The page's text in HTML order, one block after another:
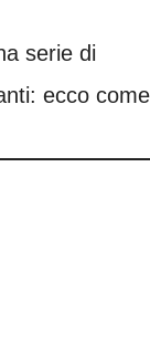
serie di
ecco come